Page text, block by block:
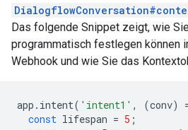
Das folgende Snippet zeigt, wie
programmatisch festlegen können
Webhook und wie Sie das
app . intent( 'intent1' , (conv)
const lifespan = 5 ;